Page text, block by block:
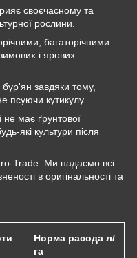
своєчасному та
рослини.
багаторічними
і ярових
завдяки тому,
псуючи кутикулу.
не має ґрунтової
які культури після
Trade. Ми надаємо всі
в оригінальності та
Норма расода л/
га